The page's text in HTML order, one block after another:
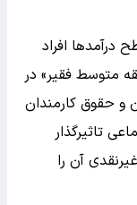
درآمدها افراد
متوسط فقیر» در
و حقوق کارمندان
تاثیرگذار
آن را